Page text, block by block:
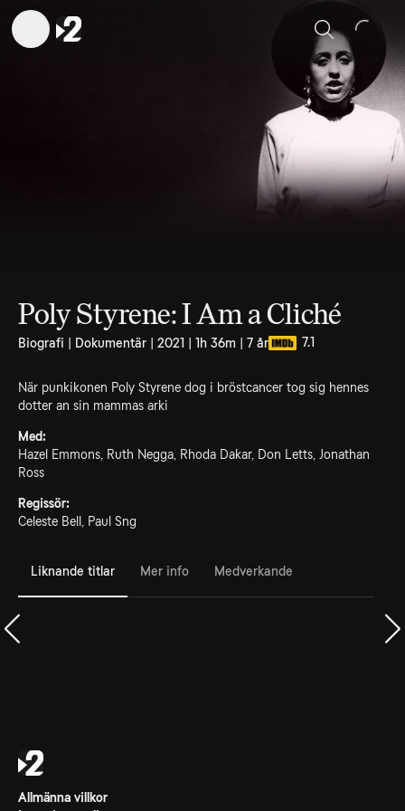
Sök
Poly Styrene: I Am a Cliché
Biografi | Dokumentär | 2021 | 1h 36m | 7 år 7.1
När punkikonen Poly Styrene dog i bröstcancer tog sig hennes
dotter an sin mammas arki
Med:
Hazel Emmons, Ruth Negga, Rhoda Dakar, Don Letts, Jonathan
Ross
Regissör:
Celeste Bell, Paul Sng
Liknande titlar Mer info Medverkande
Allmänna villkor